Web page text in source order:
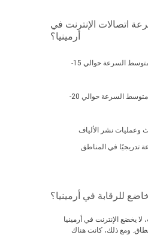
اتصالات الإنترنت في
أرمينيا؟
متوسط السرعة حوالي 15-
متوسط السرعة حوالي 20-
وعمليات نشر الألياف
تدريجيًا في المناطق
للرقابة في أرمينيا؟
لا يخضع الإنترنت في أرمينيا
ومع ذلك، كانت هناك